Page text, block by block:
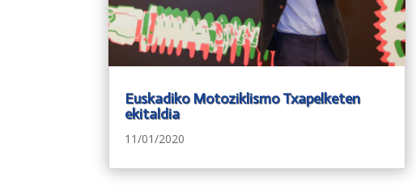
Euskadiko Motoziklismo Txapelketen
ekitaldia
11/01/2020